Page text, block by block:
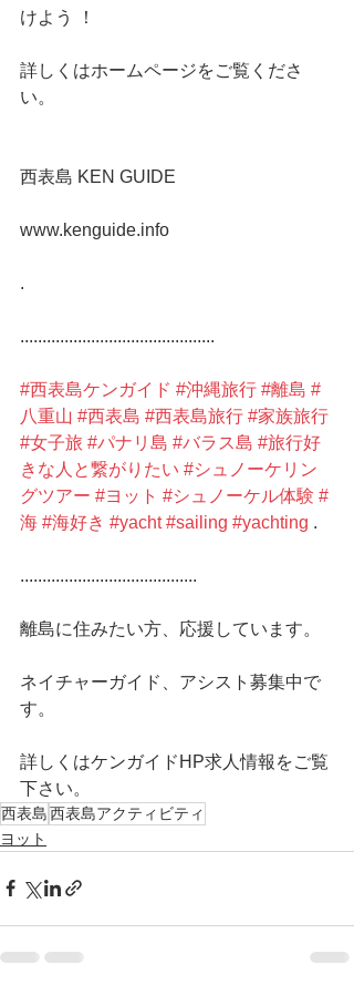
けよう ！
詳しくはホームページをご覧くださ
い。
西表島 KEN GUIDE
www.kenguide.info
.
............................................
#西表島ケンガイド #沖縄旅行 #離島 #
八重山 #西表島 #西表島旅行 #家族旅行
#女子旅 #パナリ島 #バラス島 #旅行好
きな人と繋がりたい #シュノーケリン
グツアー #ヨット #シュノーケル体験 #
海 #海好き #yacht #sailing #yachting .
........................................
離島に住みたい方、応援しています。
ネイチャーガイド、アシスト募集中で
す。
詳しくはケンガイドHP求人情報をご覧
下さい。
西表島西表島アクティビティ
ヨット